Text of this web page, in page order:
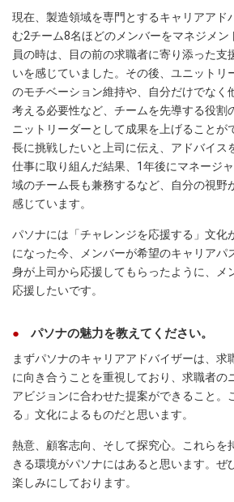
現在、製造領域を専門とするキャリアアド
む2チーム8名ほどのメンバーをマネジメン
員の時は、目の前の求職者に寄り添った支
いを感じていました。その後、ユニットリ
のモチベーション維持や、自分だけでなく
考える必要性など、チームを先導する役割
ニットリーダーとして成果を上げることが
長に挑戦したいと上司に伝え、アドバイス
仕事に取り組んだ結果、1年後にマネージ
域のチーム長も兼務するなど、自分の視野
感じています。
パソナには「チャレンジを応援する」文化
になった今、メンバーが希望のキャリアパ
身が上司から応援してもらったように、メ
応援したいです。
パソナの魅力を教えてください。
まずパソナのキャリアアドバイザーは、求
に向き合うことを重視しており、求職者の
アビジョンに合わせた提案ができること。
る」文化によるものだと思います。
熱意、顧客志向、そして探究心。これらを
きる環境がパソナにはあると思います。ぜ
楽しみにしております。